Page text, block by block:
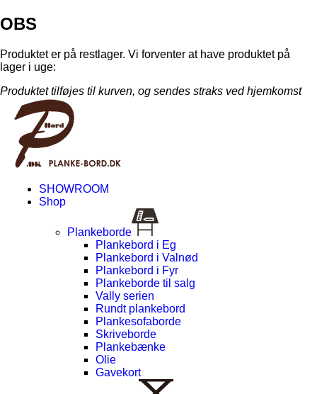
OBS
Produktet er på restlager. Vi forventer at have produktet på
lager i uge:
Produktet tilføjes til kurven, og sendes straks ved hjemkomst
SHOWROOM
Shop
Plankeborde
Plankebord i Eg
Plankebord i Valnød
Plankebord i Fyr
Plankeborde til salg
Vally serien
Rundt plankebord
Plankesofaborde
Skriveborde
Plankebænke
Olie
Gavekort